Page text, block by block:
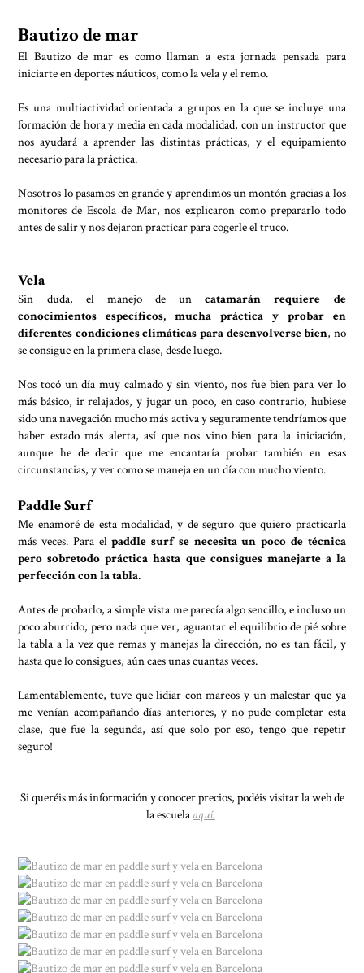
Bautizo de mar
El Bautizo de mar es como llaman a esta jornada pensada para
iniciarte en deportes náuticos, como la vela y el remo.
Es una multiactividad orientada a grupos en la que se incluye una
formación de hora y media en cada modalidad, con un instructor que
nos ayudará a aprender las distintas prácticas, y el equipamiento
necesario para la práctica.
Nosotros lo pasamos en grande y aprendimos un montón gracias a los
monitores de Escola de Mar, nos explicaron como prepararlo todo
antes de salir y nos dejaron practicar para cogerle el truco.
Vela
Sin duda, el manejo de uncatamarán requiere de
conocimientos específicos, mucha práctica y probar en
diferentes condiciones climáticas para desenvolverse bien, no
se consigue en la primera clase, desde luego.
Nos tocó un día muy calmado y sin viento, nos fue bien para ver lo
más básico, ir relajados, y jugar un poco, en caso contrario, hubiese
sido una navegación mucho más activa y seguramente tendríamos que
haber estado más alerta, así que nos vino bien para la iniciación,
aunque he de decir que me encantaría probar también en esas
circunstancias, y ver como se maneja en un día con mucho viento.
Paddle Surf
Me enamoré de esta modalidad, y de seguro que quiero practicarla
más veces. Para elpaddle surf se necesita un poco de técnica
pero sobretodo práctica hasta que consigues manejarte a la
perfección con la tabla.
Antes de probarlo, a simple vista me parecía algo sencillo, e incluso un
poco aburrido, pero nada que ver, aguantar el equilibrio de pié sobre
la tabla a la vez que remas y manejas la dirección, no es tan fácil, y
hasta que lo consigues, aún caes unas cuantas veces.
Lamentablemente, tuve que lidiar con mareos y un malestar que ya
me venían acompañando días anteriores, y no pude completar esta
clase, que fue la segunda, así que solo por eso, tengo que repetir
seguro!
Si queréis más información y conocer precios, podéis visitar la web de
la escuela aquí.